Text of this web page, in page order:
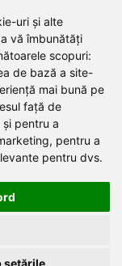
uri și alte
vă îmbunătăți
scopuri:
de bază a site-
mai bună pe
față de
pentru a
, pentru a
pentru dvs.
setările